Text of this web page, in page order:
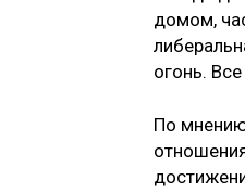
домом,
огонь.
По